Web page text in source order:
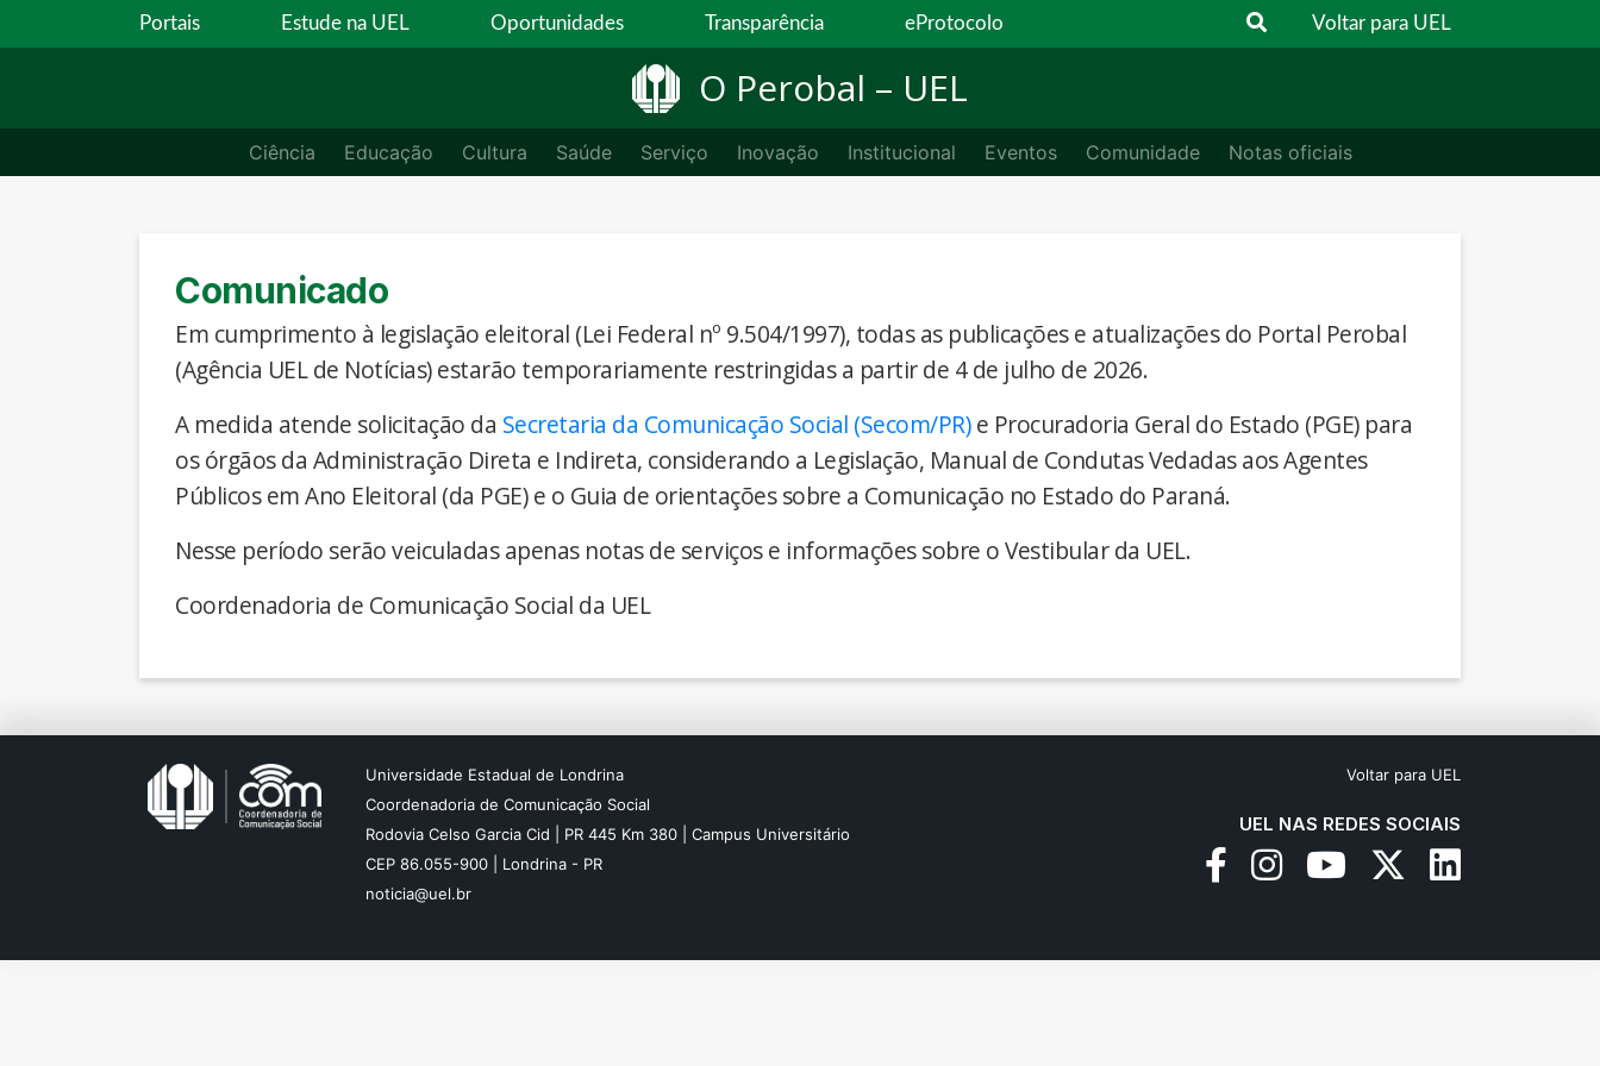
Portais Estude na UEL Oportunidades Transparência eProtocolo Voltar para UEL
O Perobal – UEL
Ciência Educação Cultura Saúde Serviço Inovação Institucional Eventos Comunidade Notas oficiais
Comunicado
Em cumprimento à legislação eleitoral (Lei Federal nº 9.504/1997), todas as publicações e atualizações do Portal Perobal
(Agência UEL de Notícias) estarão temporariamente restringidas a partir de 4 de julho de 2026.
A medida atende solicitação da Secretaria da Comunicação Social (Secom/PR)e Procuradoria Geral do Estado (PGE) para
os órgãos da Administração Direta e Indireta, considerando a Legislação, Manual de Condutas Vedadas aos Agentes
Públicos em Ano Eleitoral (da PGE) e o Guia de orientações sobre a Comunicação no Estado do Paraná.
Nesse período serão veiculadas apenas notas de serviços e informações sobre o Vestibular da UEL.
Coordenadoria de Comunicação Social da UEL
Universidade Estadual de Londrina
Coordenadoria de Comunicação Social
Rodovia Celso Garcia Cid | PR 445 Km 380 | Campus Universitário
CEP 86.055-900 | Londrina - PR
noticia@uel.br
Voltar para UEL
UEL NAS REDES SOCIAIS